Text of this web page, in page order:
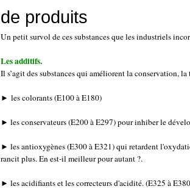
de produits
Un petit survol de ces substances que les industriels
Les additifs.
Il s’agit des substances qui améliorent la conservation,
► les colorants (E100 à E180)
► les conservateurs (E200 à E297) pour inhiber le
► les antioxygènes (E300 à E321) qui retardent
rancit plus. En est-il meilleur pour autant ?.
► les acidifiants et les correcteurs d'acidité. (E325 à